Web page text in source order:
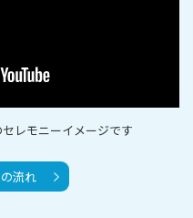
レモニーイメージです
流れ